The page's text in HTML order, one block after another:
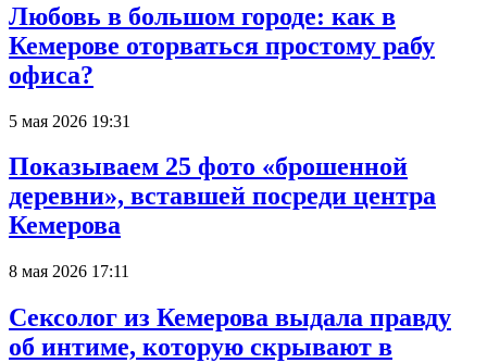
Любовь в большом городе: как в
Кемерове оторваться простому рабу
офиса?
5 мая 2026 19:31
Показываем 25 фото «брошенной
деревни», вставшей посреди центра
Кемерова
8 мая 2026 17:11
Сексолог из Кемерова выдала правду
об интиме, которую скрывают в